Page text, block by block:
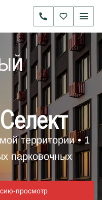
Селект
территории • 1
парковочных
просмотр